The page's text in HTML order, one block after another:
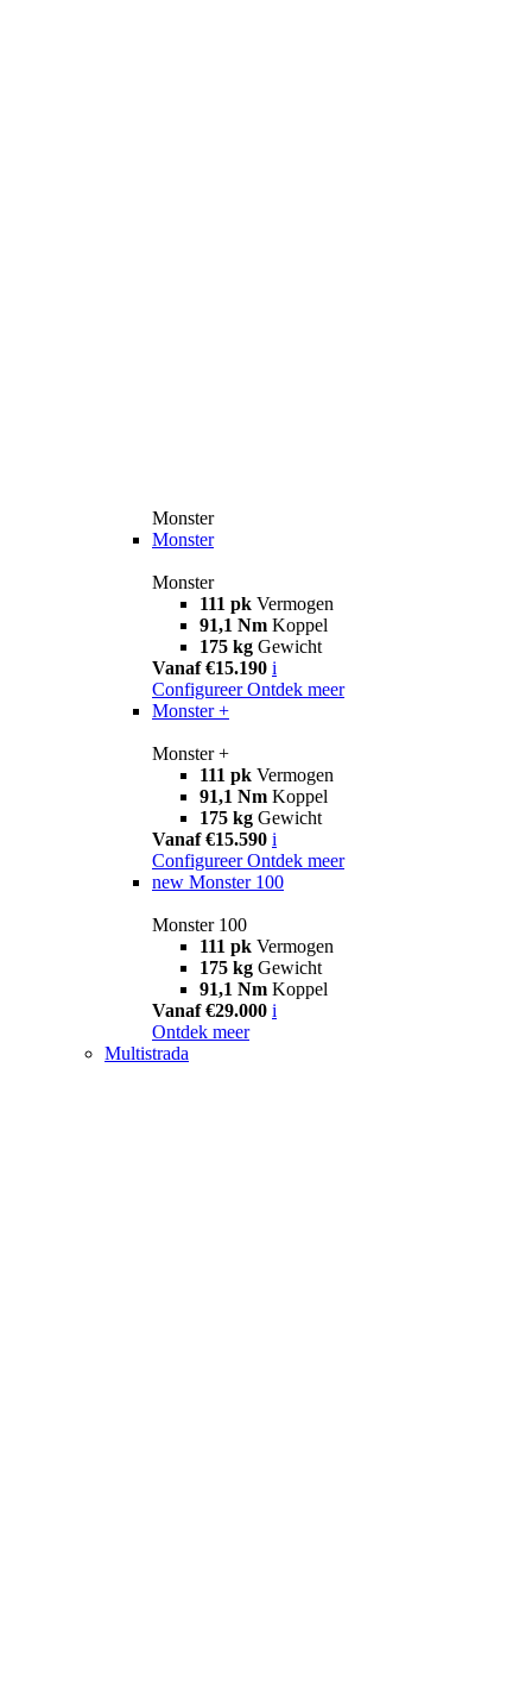
Monster
Monster
Monster
111 pk Vermogen
91,1 Nm Koppel
175 kg Gewicht
Vanaf €15.190 i
Configureer Ontdek meer
Monster +
Monster +
111 pk Vermogen
91,1 Nm Koppel
175 kg Gewicht
Vanaf €15.590 i
Configureer Ontdek meer
new Monster 100
Monster 100
111 pk Vermogen
175 kg Gewicht
91,1 Nm Koppel
Vanaf €29.000 i
Ontdek meer
Multistrada